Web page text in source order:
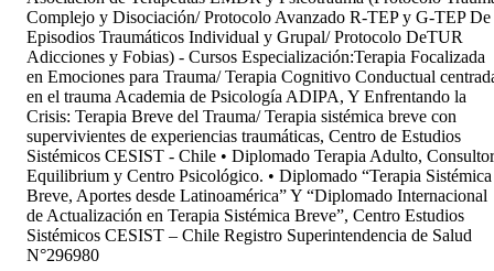
Complejo y Disociación/ Protocolo Avanzado R-TEP y G-TEP De
Episodios Traumáticos Individual y Grupal/ Protocolo DeTUR
Adicciones y Fobias) - Cursos Especialización:Terapia Focalizada
en Emociones para Trauma/ Terapia Cognitivo Conductual
en el trauma Academia de Psicología ADIPA, Y Enfrentando la
Crisis: Terapia Breve del Trauma/ Terapia sistémica breve con
supervivientes de experiencias traumáticas, Centro de Estudios
Sistémicos CESIST - Chile • Diplomado Terapia Adulto,
Equilibrium y Centro Psicológico. • Diplomado “Terapia Sistémica
Breve, Aportes desde Latinoamérica” Y “Diplomado Internacional
de Actualización en Terapia Sistémica Breve”, Centro Estudios
Sistémicos CESIST – Chile Registro Superintendencia de Salud
N°296980